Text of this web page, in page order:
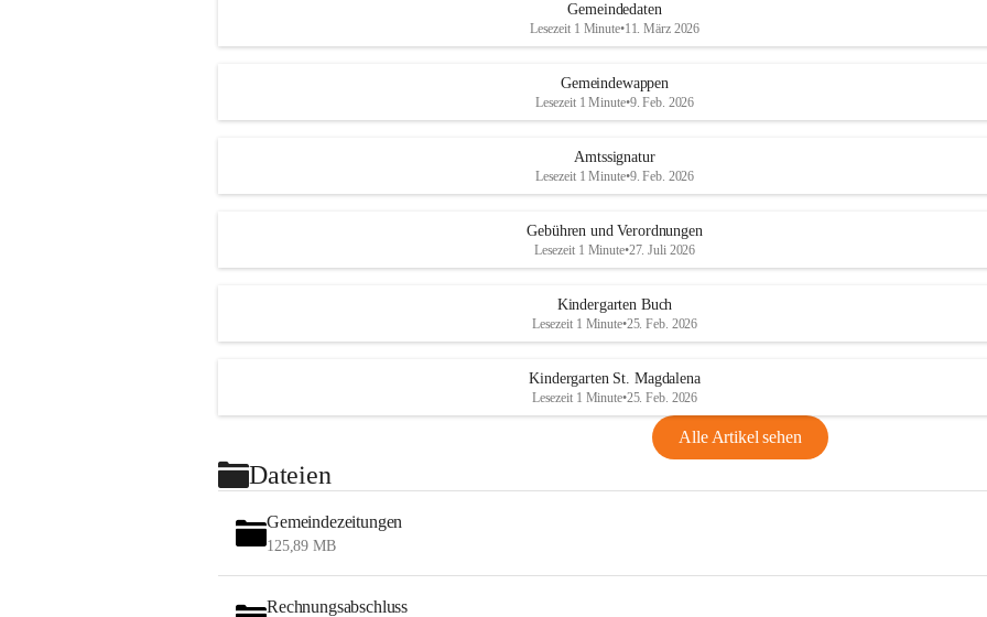
Gemeindedaten
Lesezeit 1 Minute•11. März 2026
Gemeindewappen
Lesezeit 1 Minute•9. Feb. 2026
Amtssignatur
Lesezeit 1 Minute•9. Feb. 2026
Gebühren und Verordnungen
Lesezeit 1 Minute•27. Juli 2026
Kindergarten Buch
Lesezeit 1 Minute•25. Feb. 2026
Kindergarten St. Magdalena
Lesezeit 1 Minute•25. Feb. 2026
Alle Artikel sehen
Dateien
Gemeindezeitungen
125,89 MB
Rechnungsabschluss